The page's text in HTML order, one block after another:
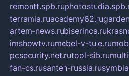
remontt.spb.ru
terramia.ruacademy62.ru
artem-news.rubiserinca.ru
imshowtv.rumebel-v-tule.ru
pcsecurity.net.rutool-sib.ru
fan-cs.rusanteh-russia.ru